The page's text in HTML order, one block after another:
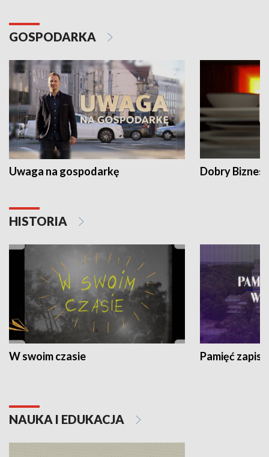
GOSPODARKA
Uwaga na gospodarkę Dobry Biznes
HISTORIA
W swoim czasie Pamięć
NAUKA I EDUKACJA